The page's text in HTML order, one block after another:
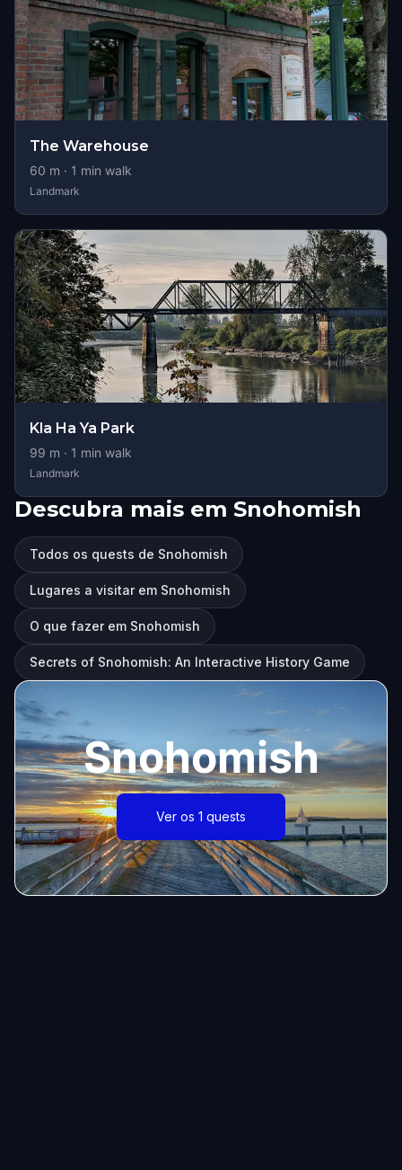
The Warehouse
60 m · 1 min walk
Landmark
Kla Ha Ya Park
99 m · 1 min walk
Landmark
Descubra mais em Snohomish
Todos os quests de Snohomish
Lugares a visitar em Snohomish
O que fazer em Snohomish
Secrets of Snohomish: An Interactive History Game
Snohomish
Ver os 1 quests